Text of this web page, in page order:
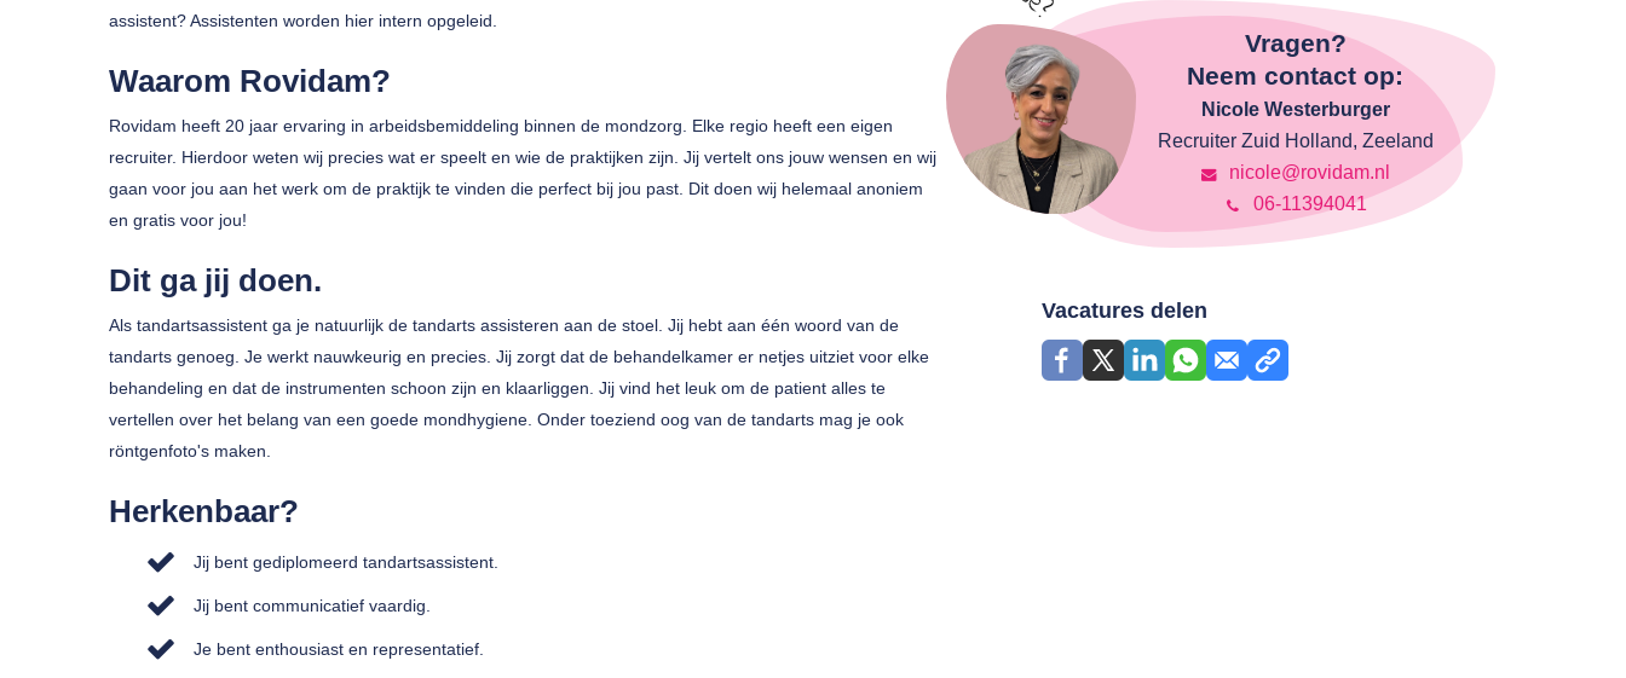
Druk op enter om te zoeken of ESC om te sluiten
assistent? Assistenten worden hier intern opgeleid.
Waarom Rovidam?
Rovidam heeft 20 jaar ervaring in arbeidsbemiddeling binnen de mondzorg. Elke regio heeft een eigen
recruiter. Hierdoor weten wij precies wat er speelt en wie de praktijken zijn. Jij vertelt ons jouw wensen en wij
gaan voor jou aan het werk om de praktijk te vinden die perfect bij jou past. Dit doen wij helemaal anoniem
en gratis voor jou!
Dit ga jij doen.
Als tandartsassistent ga je natuurlijk de tandarts assisteren aan de stoel. Jij hebt aan één woord van de
tandarts genoeg. Je werkt nauwkeurig en precies. Jij zorgt dat de behandelkamer er netjes uitziet voor elke
behandeling en dat de instrumenten schoon zijn en klaarliggen. Jij vind het leuk om de patient alles te
vertellen over het belang van een goede mondhygiene. Onder toeziend oog van de tandarts mag je ook
röntgenfoto's maken.
Herkenbaar?
Jij bent gediplomeerd tandartsassistent.
Jij bent communicatief vaardig.
Je bent enthousiast en representatief.
Vragen?
Neem contact op:
Nicole Westerburger
Recruiter Zuid Holland, Zeeland
nicole@rovidam.nl
06-11394041
Vacatures delen